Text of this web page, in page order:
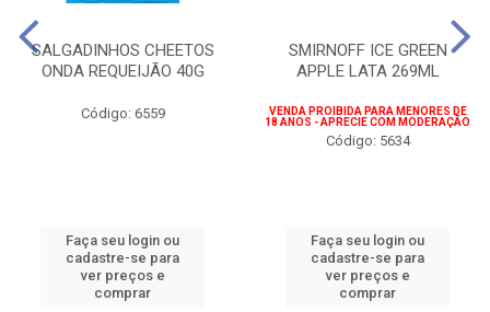
SALGADINHOS CHEETOS
ONDA REQUEIJÃO 40G
Código: 6559
Faça seu login ou
cadastre-se para
ver preços e
comprar
SMIRNOFF ICE GREEN
APPLE LATA 269ML
VENDA PROIBIDA PARA MENORES DE
18 ANOS - APRECIE COM MODERAÇÃO
Código: 5634
Faça seu login ou
cadastre-se para
ver preços e
comprar